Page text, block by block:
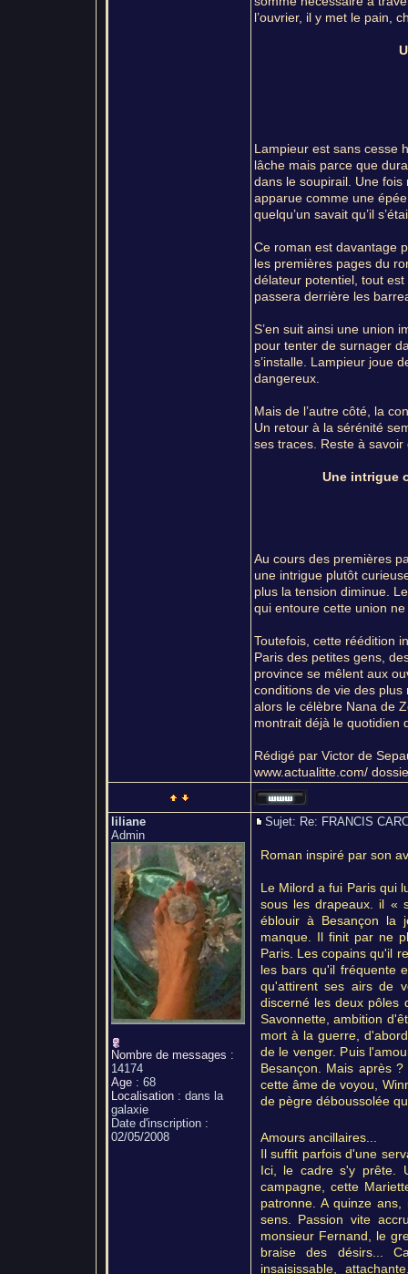
l’ouvrier, il y met le pain,
Lampieur est sans cesse
lâche mais parce que
dans le soupirail. Une
apparue comme une
quelqu’un savait qu’il
Ce roman est davantage
les premières pages du
délateur potentiel, tout
passera derrière les
S’en suit ainsi une union
pour tenter de surnager
s’installe. Lampieur joue
dangereux.
Mais de l’autre côté, la
Un retour à la sérénité
ses traces. Reste à
Une intrigue
Au cours des premières
une intrigue plutôt
plus la tension diminue.
qui entoure cette union
Toutefois, cette réédition
Paris des petites gens,
province se mêlent aux
conditions de vie des
alors le célèbre Nana de
montrait déjà le quotidien
Rédigé par Victor de
www.actualitte.com/
liliane
Admin
Nombre de messages :
14174
Age: 68
Localisation: dans la
galaxie
Date d'inscription :
02/05/2008
Sujet: Re: FRANCIS
Roman inspiré par son
Le Milord a fui Paris qui
sous les drapeaux. il «
éblouir à Besançon la
manque. Il finit par ne
Paris. Les copains qu'il
les bars qu'il fréquente
qu'attirent ses airs de
discerné les deux pôles
Savonnette, ambition
mort à la guerre,
de le venger. Puis
Besançon. Mais après
cette âme de voyou,
de pègre déboussolée
Amours ancillaires...
Il suffit parfois d'une
Ici, le cadre s'y prête.
campagne, cette
patronne. A quinze
sens. Passion vite
monsieur Fernand, le
braise des désirs...
insaisissable,